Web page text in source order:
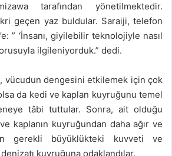
tarafından yönetilmektedir.
geçen yaz buldular. Saraiji, telefon
” ‘İnsanı, giyilebilir teknolojiyle nasıl
ilgileniyorduk.” dedi.
vücudun dengesini etkilemek için çok
da kedi ve kaplan kuyruğunu temel
tâbi tuttular. Sonra, ait olduğu
kaplanın kuyruğundan daha ağır ve
gerekli büyüklükteki kuvveti ve
kuyruğuna odaklandılar.